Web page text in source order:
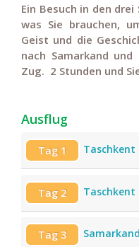
Ein Besuch in den
was Sie brauchen,
Geist und die
nach Samarkand
Zug. 2 Stunden und
Ausflug
Tag 1 Taschkent
Tag 2 Taschkent
Tag 3